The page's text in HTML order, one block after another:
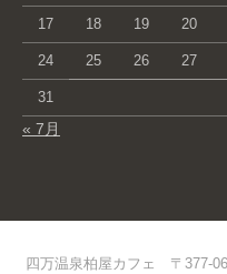
17 18 19 20
24 25 26 27
31
« 7月
四万温泉柏屋カフェ 〒377-